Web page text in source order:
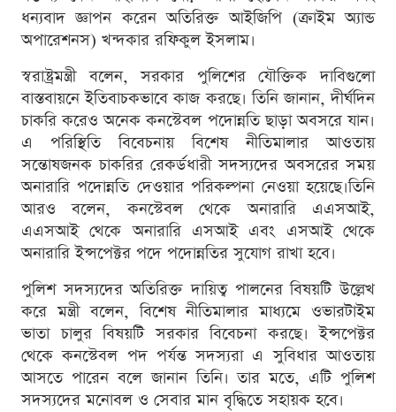
ধন্যবাদ জ্ঞাপন করেন অতিরিক্ত আইজিপি (ক্রাইম অ্যান্ড
অপারেশনস) খন্দকার রফিকুল ইসলাম।
স্বরাষ্ট্রমন্ত্রী বলেন, সরকার পুলিশের যৌক্তিক দাবিগুলো
বাস্তবায়নে ইতিবাচকভাবে কাজ করছে। তিনি জানান, দীর্ঘদিন
চাকরি করেও অনেক কনস্টেবল পদোন্নতি ছাড়া অবসরে যান।
এ পরিস্থিতি বিবেচনায় বিশেষ নীতিমালার আওতায়
সন্তোষজনক চাকরির রেকর্ডধারী সদস্যদের অবসরের সময়
অনারারি পদোন্নতি দেওয়ার পরিকল্পনা নেওয়া হয়েছে।তিনি
আরও বলেন, কনস্টেবল থেকে অনারারি এএসআই,
এএসআই থেকে অনারারি এসআই এবং এসআই থেকে
অনারারি ইন্সপেক্টর পদে পদোন্নতির সুযোগ রাখা হবে।
পুলিশ সদস্যদের অতিরিক্ত দায়িত্ব পালনের বিষয়টি উল্লেখ
করে মন্ত্রী বলেন, বিশেষ নীতিমালার মাধ্যমে ওভারটাইম
ভাতা চালুর বিষয়টি সরকার বিবেচনা করছে। ইন্সপেক্টর
থেকে কনস্টেবল পদ পর্যন্ত সদস্যরা এ সুবিধার আওতায়
আসতে পারেন বলে জানান তিনি। তার মতে, এটি পুলিশ
সদস্যদের মনোবল ও সেবার মান বৃদ্ধিতে সহায়ক হবে।